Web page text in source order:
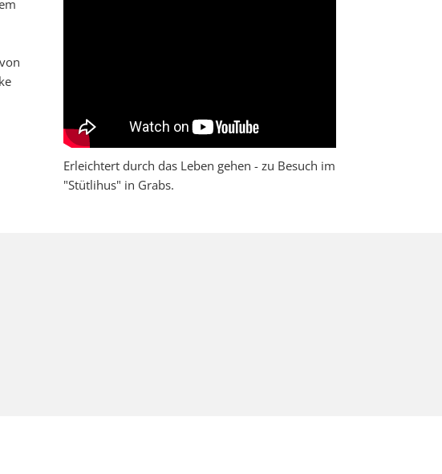
Erleichtert durch das Leben gehen - zu Besuch im
"Stütlihus" in Grabs.